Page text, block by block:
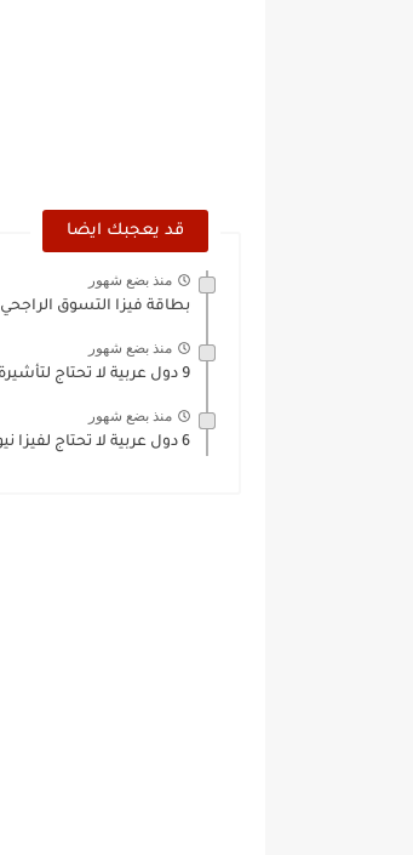
قد يعجبك ايضا
منذ بضع شهور
بطاقة فيزا التسوق الراجحي 2026 :رسوم البطاقة وكيفية الحصول عليها...
منذ بضع شهور
9 دول عربية لا تحتاج لتأشيرة للفلبين 2026 : فيزا...
منذ بضع شهور
6 دول عربية لا تحتاج لفيزا نيوزيلندا السياحية 2026